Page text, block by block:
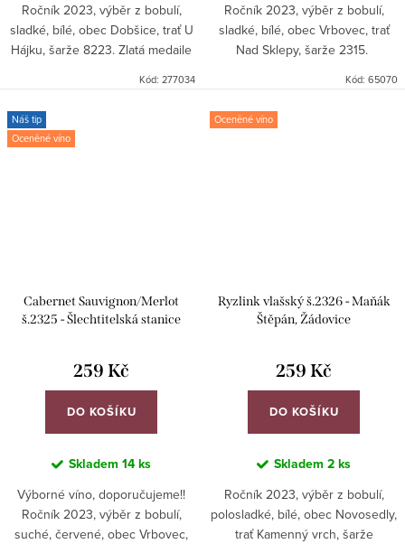
Ročník 2023, výběr z bobulí,
sladké, bílé, obec Dobšice, trať U
Hájku, šarže 8223. Zlatá medaile
Kód: 277034
Ročník 2023, výběr z bobulí,
sladké, bílé, obec Vrbovec, trať
Nad Sklepy, šarže 2315.
Kód: 65070
Náš tip
Oceněné víno
Cabernet Sauvignon/Merlot
š.2325 - Šlechtitelská stanice
259 Kč
DO KOŠÍKU
Skladem 14 ks
Výborné víno, doporučujeme!!
Ročník 2023, výběr z bobulí,
suché, červené, obec Vrbovec,
Oceněné víno
Ryzlink vlašský š.2326 - Maňák
Štěpán, Žádovice
259 Kč
DO KOŠÍKU
Skladem 2 ks
Ročník 2023, výběr z bobulí,
polosladké, bílé, obec Novosedly,
trať Kamenný vrch, šarže